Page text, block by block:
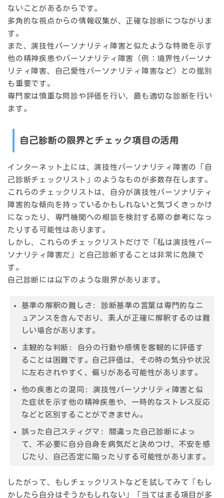
ないことがあるからです。
多角的な視点からの情報収集が、正確な診断につながりま
す。
また、演技性パーソナリティ障害と似たような特徴を示す
他の精神疾患やパーソナリティ障害（例：境界性パーソナ
リティ障害、自己愛性パーソナリティ障害など）との鑑別
も重要です。
専門家は慎重な問診や評価を行い、 最も適切な診断を行い
ます。
自己診断の限界とチェック項目の活用
インターネット上には、演技性パーソナリティ障害の「自
己診断チェックリスト」のようなものが多数存在します。
これらのチェックリストは、自分が演技性パーソナリティ
障害的な傾向を持っているかもしれないと気づくきっかけ
になったり、専門機関への相談を検討する際の参考になっ
たりする可能性はあります。
しかし、これらのチェックリストだけで「私は演技性パー
ソナリティ障害だ」と 自己診断することは非常に危険 で
す。
自己診断には以下のような限界があります。
基準の解釈の難しさ:
診断基準の言葉は専門的なニ
ュアンスを含んでおり、素人が正確に解釈するのは難
しい場合があります。
主観的な判断:
自分の行動や感情を客観的に評価す
ることは困難です。自己評価は、その時の気分や状況
に左右されやすく、偏りがある可能性があります。
他の疾患との混同:
演技性パーソナリティ障害と似
た症状を示す他の精神疾患や、一時的なストレス反応
などと区別することができません。
誤った自己スティグマ:
間違った自己診断によっ
て、不必要に自分自身を病気だと決めつけ、不安を感
じたり、自己否定に陥ったりする可能性があります。
したがって、もしチェックリストなどを試してみて「もし
かしたら自分はそうかもしれない」「当てはまる項目が多